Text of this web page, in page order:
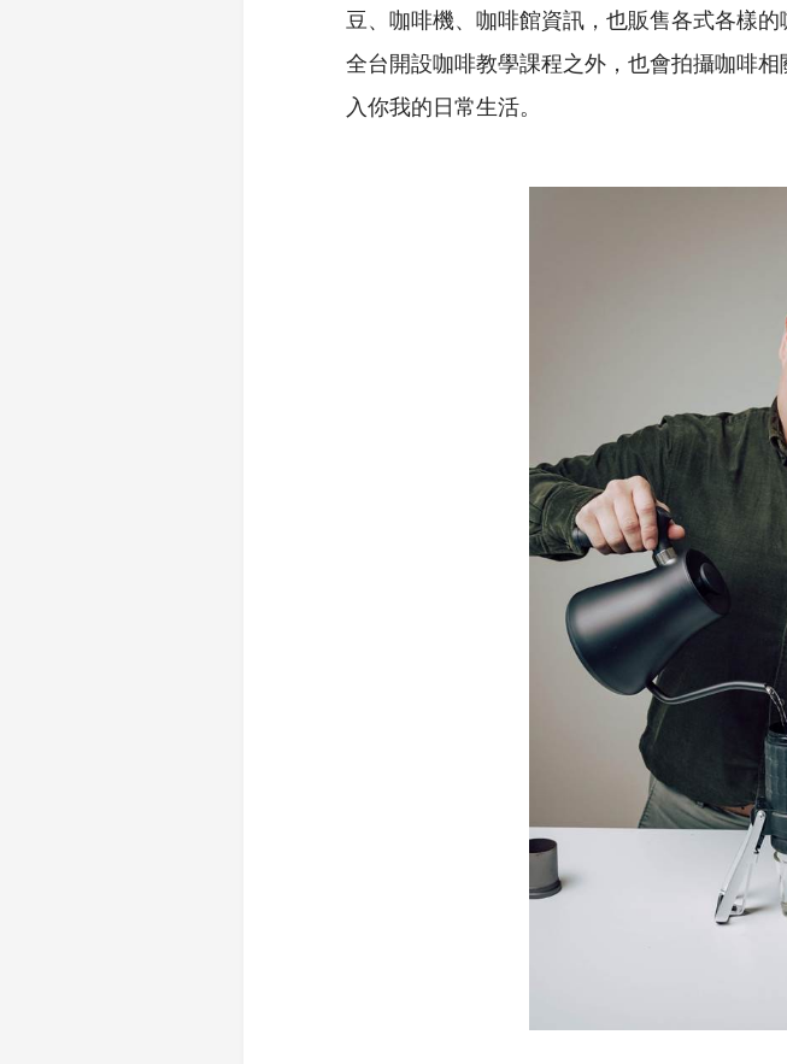
豆、咖啡機、咖啡館資訊，也販售各式各樣
全台開設咖啡教學課程之外，也會拍攝咖啡
入你我的日常生活。